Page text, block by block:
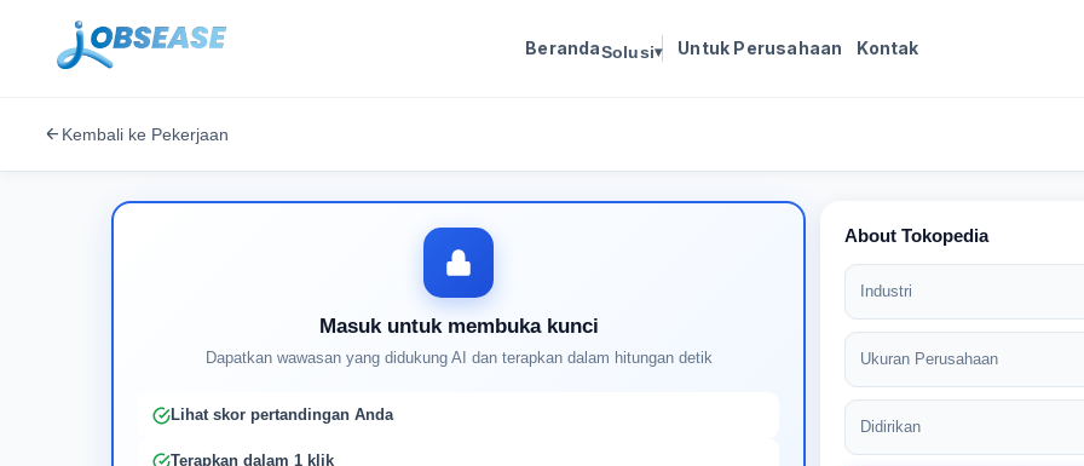
BerandaSolusi▾ Untuk Perusahaan Kontak
Kembali ke Pekerjaan
Masuk untuk membuka kunci
Dapatkan wawasan yang didukung AI dan terapkan dalam hitungan detik
Lihat skor pertandingan Anda
Terapkan dalam 1 klik
About Tokopedia
Industri
Ukuran Perusahaan
Didirikan